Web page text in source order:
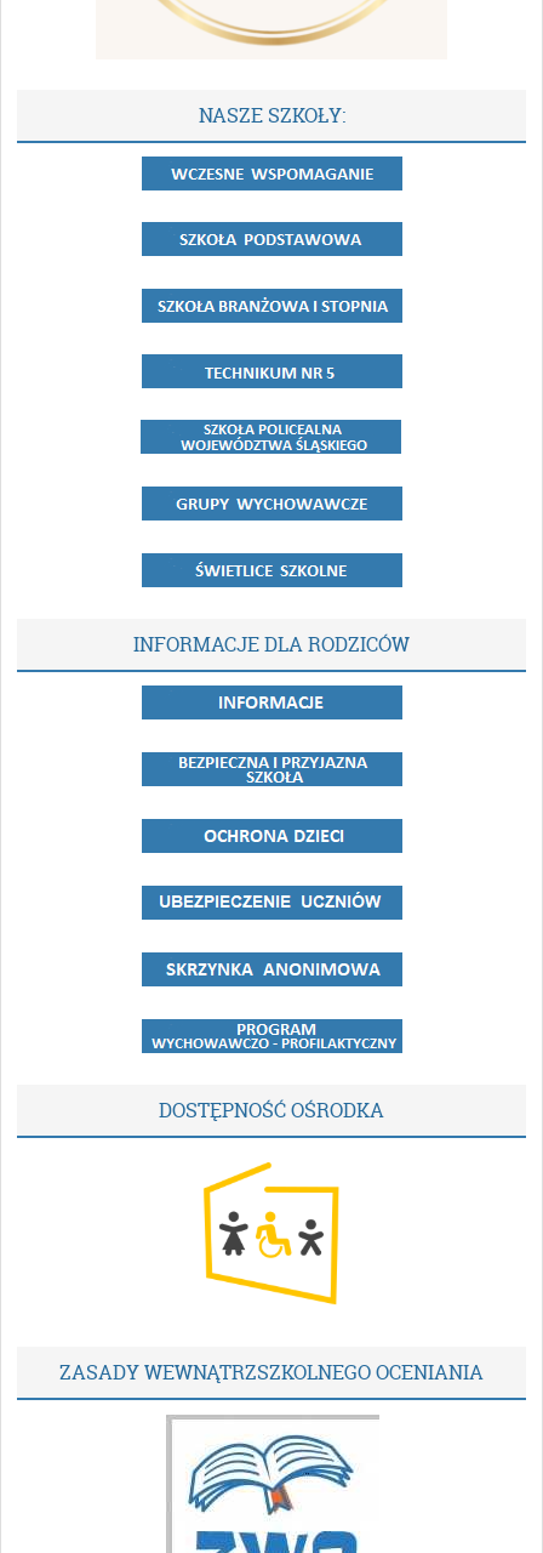
NASZE SZKOŁY:
INFORMACJE DLA RODZICÓW
DOSTĘPNOŚĆ OŚRODKA
ZASADY WEWNĄTRZSZKOLNEGO OCENIANIA